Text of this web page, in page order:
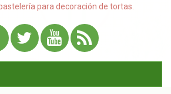
para decoración de tortas.
o